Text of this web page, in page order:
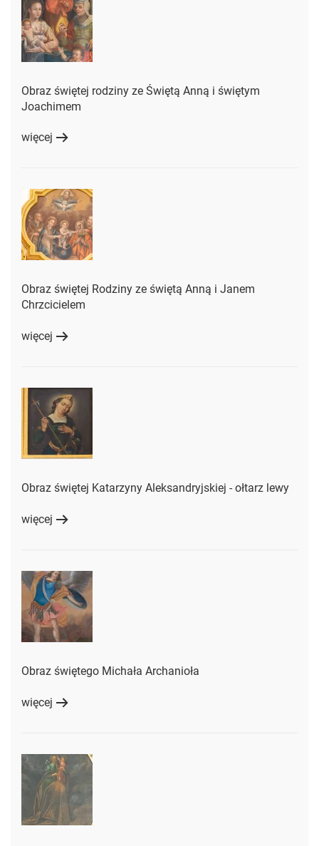
Obraz świętej rodziny ze Świętą Anną i świętym
Joachimem
więcej
Obraz świętej Rodziny ze świętą Anną i Janem
Chrzcicielem
więcej
Obraz świętej Katarzyny Aleksandryjskiej - ołtarz lewy
więcej
Obraz świętego Michała Archanioła
więcej